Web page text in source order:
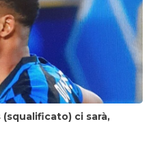
ci sarà,